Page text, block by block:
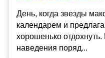
День, когда звезды
календарем и
хорошенько
наведения поряд...